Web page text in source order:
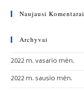
Naujausi Komentarai
Archyvai
2022 m. vasario mėn.
2022 m. sausio mėn.